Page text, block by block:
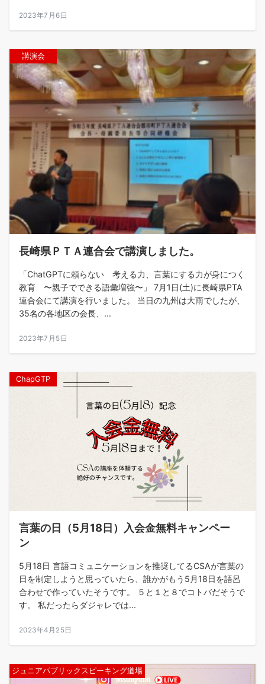
2023年7月6日
講演会
長崎県ＰＴＡ連合会で講演しました。
「ChatGPTに頼らない 考える力、言葉にする力が身につく
教育 〜親子でできる語彙増強〜」 7月1日(土)に長崎県PTA
連合会にて講演を行いました。 当日の九州は大雨でしたが、
35名の各地区の会長、...
2023年7月5日
ChapGTP
言葉の日（5月18日）入会金無料キャンペー
ン
5月18日 言語コミュニケーションを推奨してるCSAが言葉の
日を制定しようと思っていたら、誰かがもう5月18日を語呂
合わせで作っていたそうです。 ５と１と８でコトバだそうで
す。 私だったらダジャレでは...
2023年4月25日
ジュニアパブリックスピーキング道場